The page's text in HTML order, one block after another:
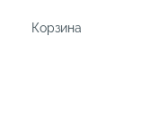
Корзина